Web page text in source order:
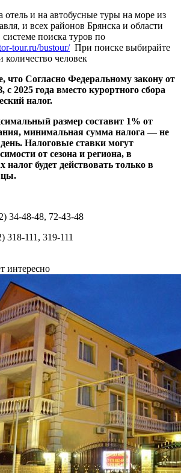
и на автобусные туры на море из
и всех районов Брянска и области
поиска туров по
tour.ru/bustour/При поиске выбирайте
количество человек
что Согласно Федеральному закону от
2025 года вместо курортного сбора
налог.
размер составит 1% от
минимальная сумма налога — не
Налоговые ставки могут
от сезона и региона, в
налог будет действовать только в
34-48-48, 72-43-48
111, 319-111
интересно